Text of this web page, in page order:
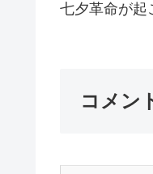
七夕革命が起
コメン